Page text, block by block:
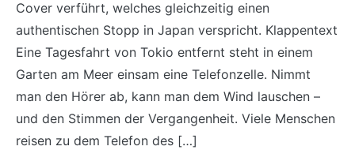
Cover verführt, welches gleichzeitig einen
authentischen Stopp in Japan verspricht. Klappentext
Eine Tagesfahrt von Tokio entfernt steht in einem
Garten am Meer einsam eine Telefonzelle. Nimmt
man den Hörer ab, kann man dem Wind lauschen –
und den Stimmen der Vergangenheit. Viele Menschen
reisen zu dem Telefon des […]